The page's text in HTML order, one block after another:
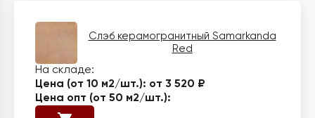
Слэб керамогранитный Samarkanda
Red
от 3 520 ₽